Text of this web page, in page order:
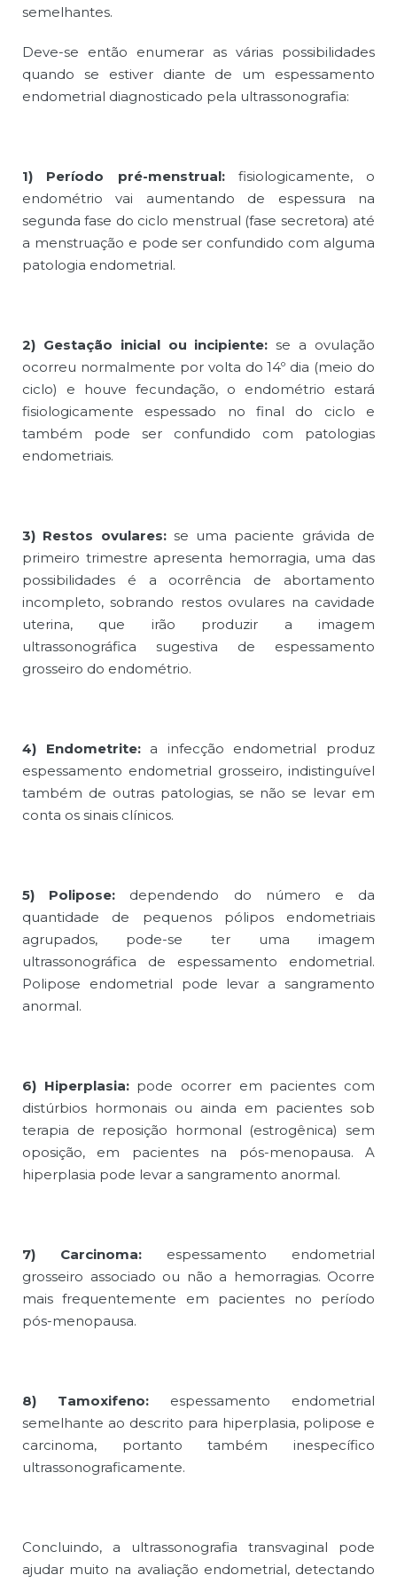
semelhantes.
Deve-se então enumerar as várias possibilidades
quando se estiver diante de um espessamento
endometrial diagnosticado pela ultrassonografia:
1) Período pré-menstrual:fisiologicamente, o
endométrio vai aumentando de espessura na
segunda fase do ciclo menstrual (fase secretora) até
a menstruação e pode ser confundido com alguma
patologia endometrial.
2) Gestação inicial ou incipiente:se a ovulação
ocorreu normalmente por volta do 14º dia (meio do
ciclo) e houve fecundação, o endométrio estará
fisiologicamente espessado no final do ciclo e
também pode ser confundido com patologias
endometriais.
3) Restos ovulares: se uma paciente grávida de
primeiro trimestre apresenta hemorragia, uma das
possibilidades é a ocorrência de abortamento
incompleto, sobrando restos ovulares na cavidade
uterina, que irão produzir a imagem
ultrassonográfica sugestiva de espessamento
grosseiro do endométrio.
4) Endometrite: a infecção endometrial produz
espessamento endometrial grosseiro, indistinguível
também de outras patologias, se não se levar em
conta os sinais clínicos.
5) Polipose: dependendo do número e da
quantidade de pequenos pólipos endometriais
agrupados, pode-se ter uma imagem
ultrassonográfica de espessamento endometrial.
Polipose endometrial pode levar a sangramento
anormal.
6) Hiperplasia:pode ocorrer em pacientes com
distúrbios hormonais ou ainda em pacientes sob
terapia de reposição hormonal (estrogênica) sem
oposição, em pacientes na pós-menopausa. A
hiperplasia pode levar a sangramento anormal.
7) Carcinoma: espessamento endometrial
grosseiro associado ou não a hemorragias. Ocorre
mais frequentemente em pacientes no período
pós-menopausa.
8) Tamoxifeno: espessamento endometrial
semelhante ao descrito para hiperplasia, polipose e
carcinoma, portanto também inespecífico
ultrassonograficamente.
Concluindo, a ultrassonografia transvaginal pode
ajudar muito na avaliação endometrial, detectando